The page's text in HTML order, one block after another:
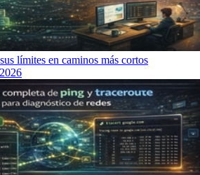
límites en caminos más cortos